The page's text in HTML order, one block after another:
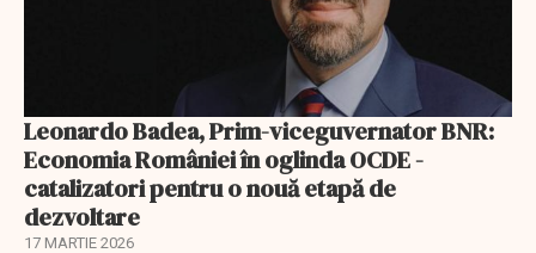
Leonardo Badea, Prim-viceguvernator BNR:
Economia României în oglinda OCDE -
catalizatori pentru o nouă etapă de
dezvoltare
17 MARTIE 2026